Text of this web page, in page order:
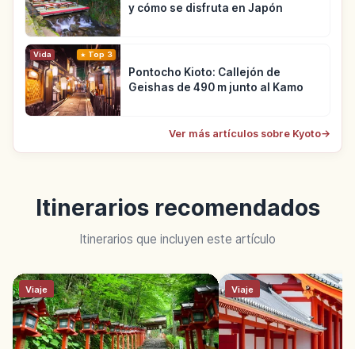
y cómo se disfruta en Japón
Vida Top 3
Pontocho Kioto: Callejón de
Geishas de 490 m junto al Kamo
Ver más artículos sobre Kyoto→
Itinerarios recomendados
Itinerarios que incluyen este artículo
Viaje Viaje